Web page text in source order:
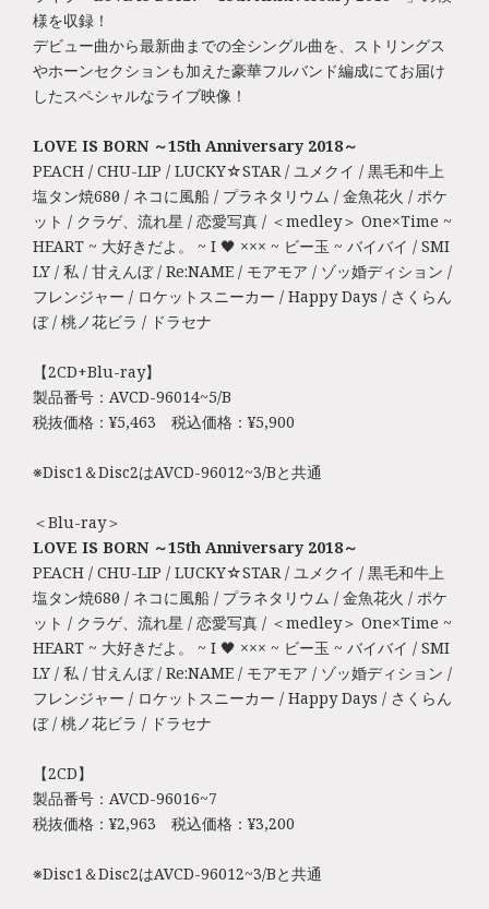
様を収録！
デビュー曲から最新曲までの全シングル曲を、ストリングス
やホーンセクションも加えた豪華フルバンド編成にてお届け
したスペシャルなライブ映像！
LOVE IS BORN ～15th Anniversary 2018～
PEACH / CHU-LIP / LUCKY☆STAR / ユメクイ / 黒毛和牛上
塩タン焼680円 / ネコに風船 / プラネタリウム / 金魚花火 / ポケ
ット / クラゲ、流れ星 / 恋愛写真 / ＜medley＞ One×Time ~
HEART ~ 大好きだよ。 ~ I 🖤 ××× ~ ビー玉 ~ バイバイ / SMI
LY / 私 / 甘えんぼ / Re:NAME / モアモア / ゾッ婚ディション /
フレンジャー / ロケットスニーカー / Happy Days / さくらん
ぼ / 桃ノ花ビラ / ドラセナ
【2CD+Blu-ray】
製品番号：AVCD-96014~5/B
税抜価格：¥5,463 税込価格：¥5,900
※Disc1＆Disc2はAVCD-96012~3/Bと共通
＜Blu-ray＞
LOVE IS BORN ～15th Anniversary 2018～
PEACH / CHU-LIP / LUCKY☆STAR / ユメクイ / 黒毛和牛上
塩タン焼680円 / ネコに風船 / プラネタリウム / 金魚花火 / ポケ
ット / クラゲ、流れ星 / 恋愛写真 / ＜medley＞ One×Time ~
HEART ~ 大好きだよ。 ~ I 🖤 ××× ~ ビー玉 ~ バイバイ / SMI
LY / 私 / 甘えんぼ / Re:NAME / モアモア / ゾッ婚ディション /
フレンジャー / ロケットスニーカー / Happy Days / さくらん
ぼ / 桃ノ花ビラ / ドラセナ
【2CD】
製品番号：AVCD-96016~7
税抜価格：¥2,963 税込価格：¥3,200
※Disc1＆Disc2はAVCD-96012~3/Bと共通